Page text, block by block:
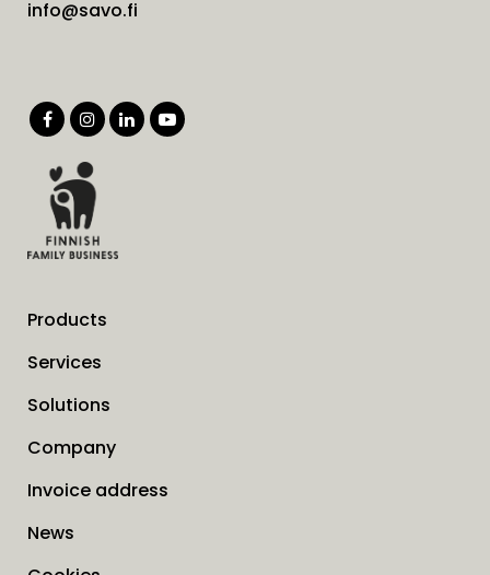
info@savo.fi
Products
Services
Solutions
Company
Invoice address
News